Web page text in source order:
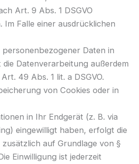
Art. 9 Abs. 1 DSGVO
Im Falle einer ausdrücklichen
Daten in
Datenverarbeitung außerdem
49 Abs. 1 lit. a DSGVO.
von Cookies oder in
in Ihr Endgerät (z. B. via
eingewilligt haben, erfolgt die
auf Grundlage von §
Einwilligung ist jederzeit